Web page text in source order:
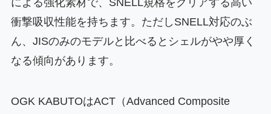
衝撃吸収性能を持ちます。ただしSNELL対応のぶ
ん、JISのみのモデルと比べるとシェルがやや厚く
なる傾向があります。
OGK KABUTOはACT（Advanced Composite